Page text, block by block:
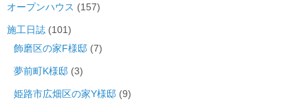
オープンハウス (157)
施工日誌 (101)
飾磨区の家F様邸 (7)
夢前町K様邸 (3)
姫路市広畑区の家Y様邸 (9)